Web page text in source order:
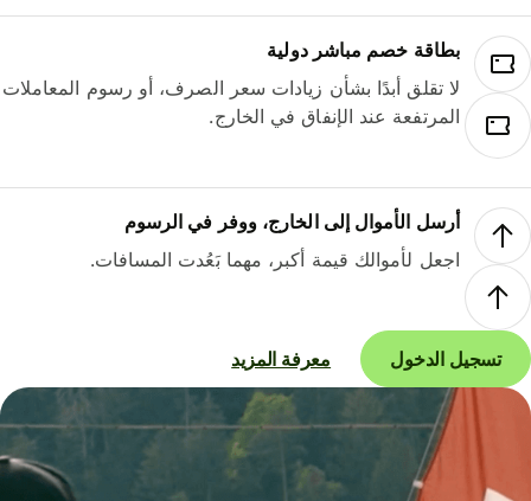
بطاقة خصم مباشر دولية
لا تقلق أبدًا بشأن زيادات سعر الصرف، أو رسوم المعاملات
المرتفعة عند الإنفاق في الخارج.
أرسل الأموال إلى الخارج، ووفر في الرسوم
اجعل لأموالك قيمة أكبر، مهما بَعُدت المسافات.
تسجيل الدخول معرفة المزيد